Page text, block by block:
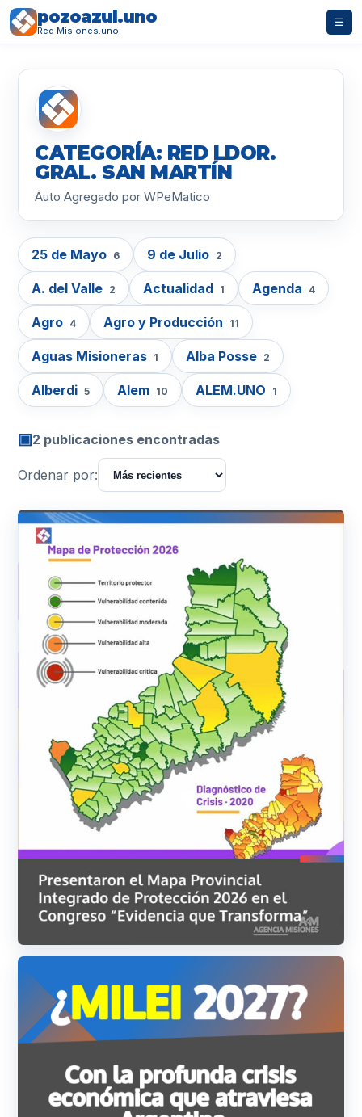
pozoazul.uno
Red Misiones.uno
☰
CATEGORÍA: RED LDOR.
GRAL. SAN MARTÍN
Auto Agregado por WPeMatico
25 de Mayo 6 9 de Julio 2
A. del Valle 2 Actualidad 1 Agenda 4
Agro 4 Agro y Producción 11
Aguas Misioneras 1 Alba Posse 2
Alberdi 5 Alem 10 ALEM.UNO 1
▣2 publicaciones encontradas
Ordenar por: